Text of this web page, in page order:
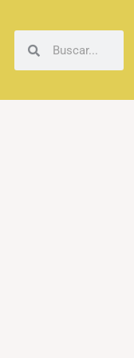
Buscar